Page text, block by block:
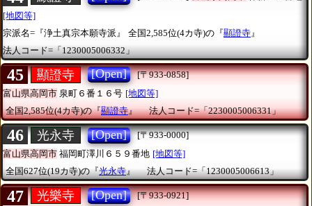
[地図等]
宗派名=『浄土真宗本願寺派』
全国2,585位(4カ寺)の『顯證寺 』
法人コード=「1230005006332」
45 顯證寺 [Open]
[〒933-0858]
富山県高岡市 泉町６番１６号 [地図等]
全国2,585位(4カ寺)の『顯證寺』 法人コード=「2230005006331」
46 光永寺 [Open]
[〒933-0000]
富山県高岡市 福岡町澤川６５９番地 [地図等]
全国627位(19カ寺)の『光永寺』 法人コード=「1230005006613」
47 光樂寺 [Open]
[〒933-0921]